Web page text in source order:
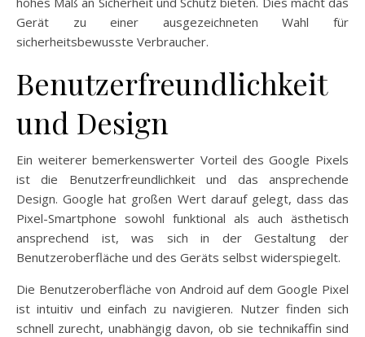
Gerät zu einer ausgezeichneten Wahl für
sicherheitsbewusste Verbraucher.
Benutzerfreundlichkeit
und Design
Ein weiterer bemerkenswerter Vorteil des Google Pixels
ist die Benutzerfreundlichkeit und das ansprechende
Design. Google hat großen Wert darauf gelegt, dass das
Pixel-Smartphone sowohl funktional als auch ästhetisch
ansprechend ist, was sich in der Gestaltung der
Benutzeroberfläche und des Geräts selbst widerspiegelt.
Die Benutzeroberfläche von Android auf dem Google Pixel
ist intuitiv und einfach zu navigieren. Nutzer finden sich
schnell zurecht, unabhängig davon, ob sie technikaffin sind